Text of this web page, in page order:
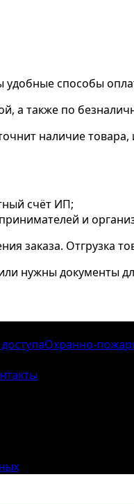
удобные способы
а также по
наличие
счёт ИП;
и
заказа. Отгрузка
нужны документы
Охранно-